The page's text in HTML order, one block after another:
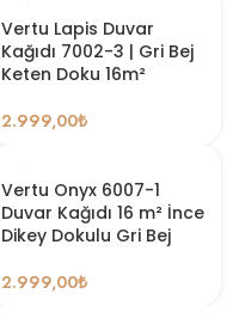
Vertu Lapis Duvar
Kağıdı 7002-3 | Gri Bej
Keten Doku 16m²
2.999,00₺
Vertu Onyx 6007-1
Duvar Kağıdı 16 m² İnce
Dikey Dokulu Gri Bej
2.999,00₺